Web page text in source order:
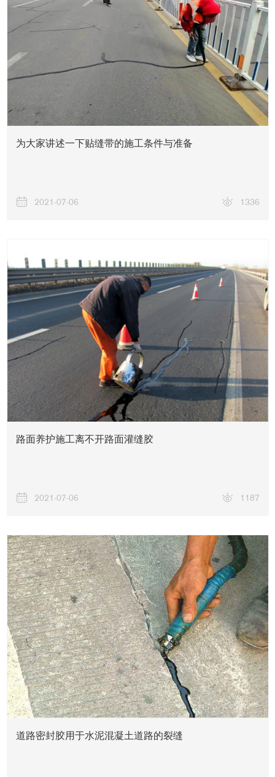
新闻资讯
为大家讲述一下贴缝带的施工条件与准备
2021-07-06 1336
路面养护施工离不开路面灌缝胶
2021-07-06 1187
道路密封胶用于水泥混凝土道路的裂缝